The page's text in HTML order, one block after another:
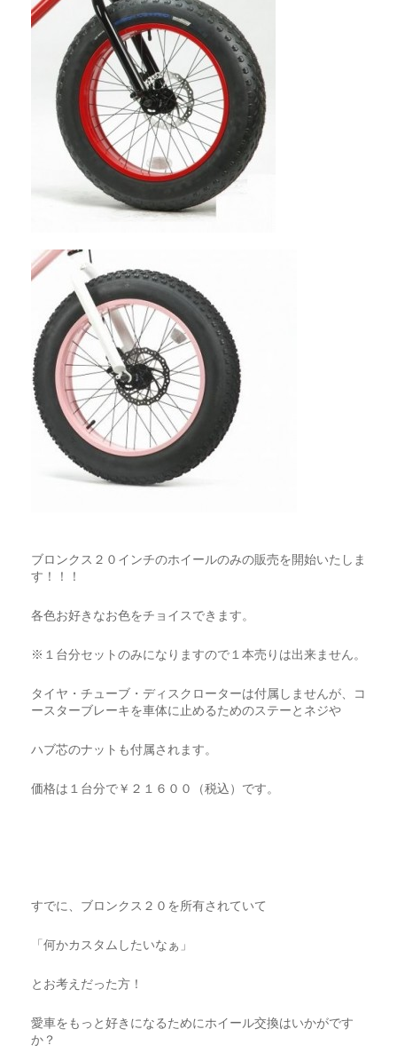
ブロンクス２０インチのホイールのみの販売を開始いたしま
す！！！
各色お好きなお色をチョイスできます。
※１台分セットのみになりますので１本売りは出来ません。
タイヤ・チューブ・ディスクローターは付属しませんが、コ
ースターブレーキを車体に止めるためのステーとネジや
ハブ芯のナットも付属されます。
価格は１台分で￥２１６００（税込）です。
すでに、ブロンクス２０を所有されていて
「何かカスタムしたいなぁ」
とお考えだった方！
愛車をもっと好きになるためにホイール交換はいかがです
か？